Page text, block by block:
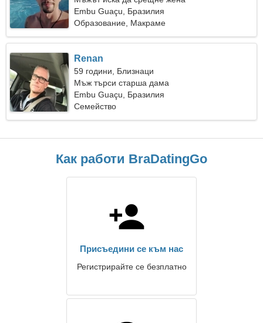
Embu Guaçu, Бразилия
Образование, Макраме
Renan
59 години, Близнаци
Мъж търси старша дама
Embu Guaçu, Бразилия
Семейство
Как работи BraDatingGo
Присъедини се към нас
Регистрирайте се безплатно